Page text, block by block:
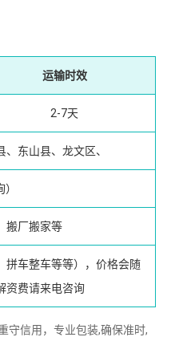
运输时效
2-7天
东山县、龙文区、
搬厂搬家等
拼车整车等等），价格会随
资费请来电咨询
守信用，专业包装,确保准时,